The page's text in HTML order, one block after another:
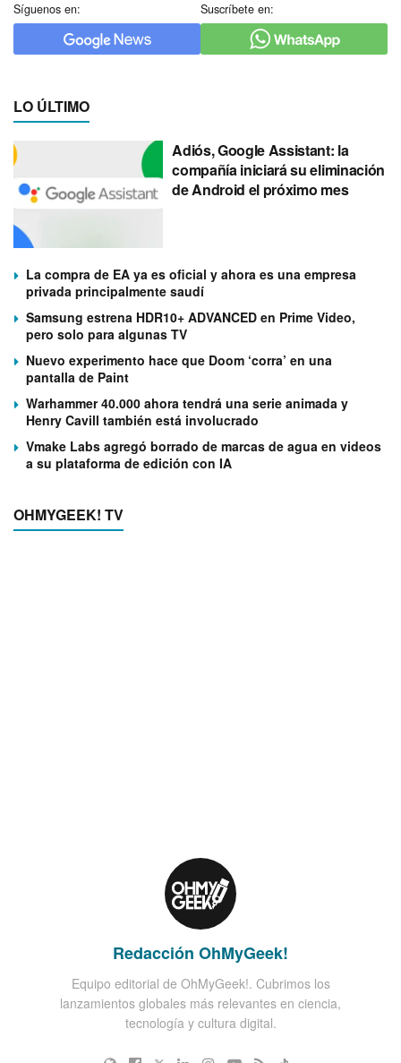
Síguenos en: Suscríbete en:
LO ÚLTIMO
Adiós, Google Assistant: la
compañía iniciará su eliminación
de Android el próximo mes
La compra de EA ya es oficial y ahora es una empresa
privada principalmente saudí
Samsung estrena HDR10+ ADVANCED en Prime Video,
pero solo para algunas TV
Nuevo experimento hace que Doom ‘corra’ en una
pantalla de Paint
Warhammer 40.000 ahora tendrá una serie animada y
Henry Cavill también está involucrado
Vmake Labs agregó borrado de marcas de agua en videos
a su plataforma de edición con IA
OHMYGEEK! TV
Redacción OhMyGeek!
Equipo editorial de OhMyGeek!. Cubrimos los
lanzamientos globales más relevantes en ciencia,
tecnología y cultura digital.